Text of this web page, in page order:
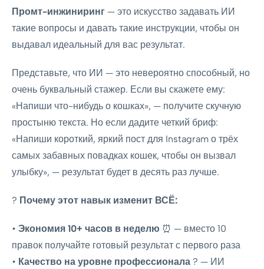
Промт-инжиниринг — это искусство задавать ИИ
такие вопросы и давать такие инструкции, чтобы он
выдавал идеальный для вас результат.
Представьте, что ИИ — это невероятно способный, но
очень буквальный стажер. Если вы скажете ему:
«Напиши что-нибудь о кошках», — получите скучную
простыню текста. Но если дадите четкий бриф:
«Напиши короткий, яркий пост для Instagram о трёх
самых забавных повадках кошек, чтобы он вызвал
улыбку», — результат будет в десять раз лучше.
? Почему этот навык изменит ВСЁ:
• Экономия 10+ часов в неделю ⏰ — вместо 10
правок получайте готовый результат с первого раза
• Качество на уровне профессионала ? — ИИ